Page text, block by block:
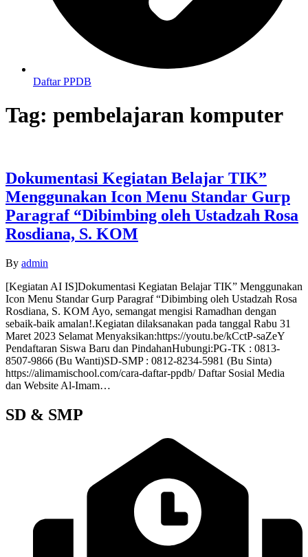
Daftar PPDB
Tag: pembelajaran komputer
Dokumentasi Kegiatan Belajar TIK”
Menggunakan Icon Menu Standar Gurp
Paragraf “Dibimbing oleh Ustadzah Rosa
Rosdiana, S. KOM
By admin
[Kegiatan AI IS]Dokumentasi Kegiatan Belajar TIK” Menggunakan
Icon Menu Standar Gurp Paragraf “Dibimbing oleh Ustadzah Rosa
Rosdiana, S. KOM Ayo, semangat mengisi Ramadhan dengan
sebaik-baik amalan!.Kegiatan dilaksanakan pada tanggal Rabu 31
Maret 2023 Selamat Menyaksikan:https://youtu.be/kCctP-saZeY
Pendaftaran Siswa Baru dan PindahanHubungi:PG-TK : 0813-
8507-9866 (Bu Wanti)SD-SMP : 0812-8234-5981 (Bu Sinta)
https://alimamischool.com/cara-daftar-ppdb/ Daftar Sosial Media
dan Website Al-Imam…
SD & SMP